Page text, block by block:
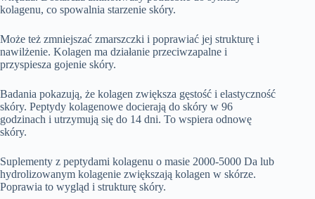
kolagenu, co spowalnia starzenie skóry.
Może też zmniejszać zmarszczki i poprawiać jej strukturę i
nawilżenie. Kolagen ma działanie przeciwzapalne i
przyspiesza gojenie skóry.
Badania pokazują, że kolagen zwiększa gęstość i elastyczność
skóry. Peptydy kolagenowe docierają do skóry w 96
godzinach i utrzymują się do 14 dni. To wspiera odnowę
skóry.
Suplementy z peptydami kolagenu o masie 2000-5000 Da lub
hydrolizowanym kolagenie zwiększają kolagen w skórze.
Poprawia to wygląd i strukturę skóry.